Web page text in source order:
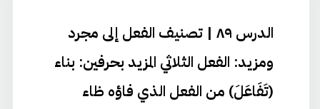
الدرس ٨٩ | تصنيف الفعل إلى مجرد
ومزيد: الفعل الثلاثي المزيد بحرفين: بناء
(تَفَاعَلَ) من الفعل الذي فاؤه ظاء